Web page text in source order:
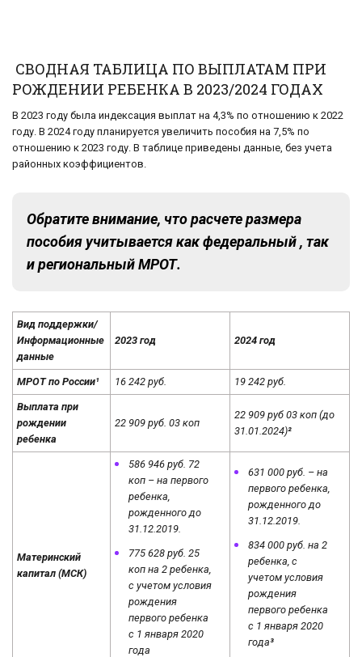
СВОДНАЯ ТАБЛИЦА ПО ВЫПЛАТАМ ПРИ
РОЖДЕНИИ РЕБЕНКА В 2023/2024 ГОДАХ
В 2023 году была индексация выплат на 4,3% по отношению к 2022
году. В 2024 году планируется увеличить пособия на 7,5% по
отношению к 2023 году. В таблице приведены данные, без учета
районных коэффициентов.
Обратите внимание, что расчете размера
пособия учитывается как федеральный , так
и региональный МРОТ.
Вид поддержки/
Информационные
данные
2023 год 2024 год
МРОТ по России¹ 16 242 руб. 19 242 руб.
Выплата при
рождении
ребенка
22 909 руб. 03 коп
22 909 руб 03 коп (до
31.01.2024)²
Материнский
капитал (МСК)
586 946 руб. 72
коп – на первого
ребенка,
рожденного до
31.12.2019.
775 628 руб. 25
коп на 2 ребенка,
с учетом условия
рождения
первого ребенка
с 1 января 2020
года
631 000 руб. – на
первого ребенка,
рожденного до
31.12.2019.
834 000 руб. на 2
ребенка, с
учетом условия
рождения
первого ребенка
с 1 января 2020
года³